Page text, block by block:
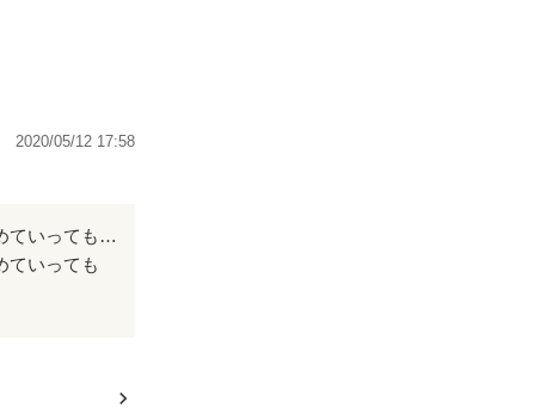
2020/05/12 17:58
最初、読みはじめは「どうなっちゃうんだろう？」と読み進めていくと、読み進めていっても「どうなるの！？」と早く結末を知りたくて一気に読んでしまいました。笑 まなくんがとにかく可愛くて、まなくんが幸せになれたらいいな。まなくんが成長して、高校生になっても変わらないのか、変わっていくのか、どっちになっても幸せになってほしいな。
ていっても
いな。